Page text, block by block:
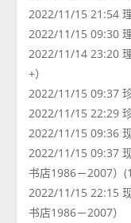
2022/11/15 21:54
2022/11/15 09:30
2022/11/14 23:20
+）
2022/11/15 09:37
2022/11/15 22:29
2022/11/15 09:36
2022/11/15 09:37
书店1986－2007）
2022/11/15 22:15
书店1986－2007）